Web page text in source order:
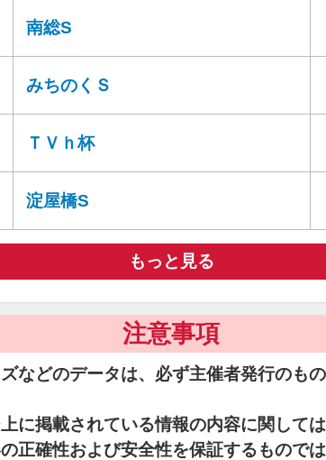
南総S
みちのくＳ
ＴＶｈ杯
淀屋橋S
もっと見る
注意事項
などのデータは、必ず主催者発行のも
に掲載されている情報の内容に関して
正確性および安全性を保証するもので